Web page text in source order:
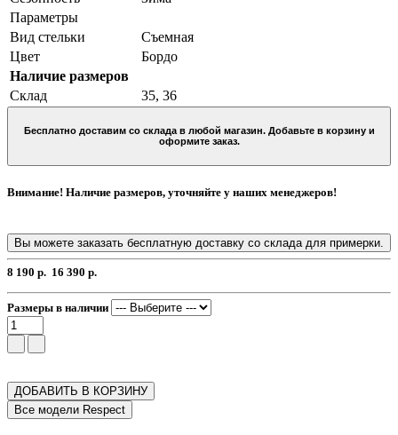
Параметры
Вид стельки
Съемная
Цвет
Бордо
Наличие размеров
Склад
35, 36
Бесплатно доставим со склада в любой магазин. Добавьте в корзину и
оформите заказ.
Внимание! Наличие размеров, уточняйте у наших менеджеров!
Вы можете заказать бесплатную доставку со склада для примерки.
8 190 р. 16 390 р.
Размеры в наличии
ДОБАВИТЬ В КОРЗИНУ